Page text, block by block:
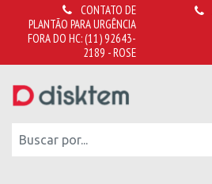
CONTATO DE
PLANTÃO PARA URGÊNCIA
FORA DO HC:(11) 92643-
2189 - ROSE